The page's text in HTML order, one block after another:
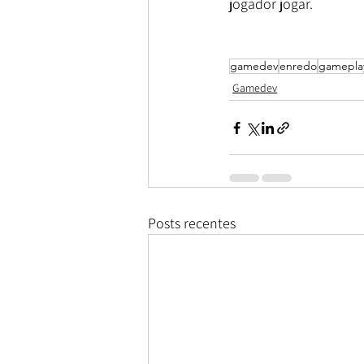
jogador jogar.
gamedevenredo
Gamedev
Posts recentes